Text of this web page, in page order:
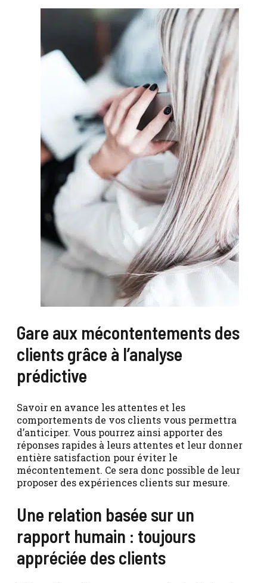
Gare aux mécontentements des
clients grâce à l’analyse
prédictive
Savoir en avance les attentes et les
comportements de vos clients vous permettra
d’anticiper. Vous pourrez ainsi apporter des
réponses rapides à leurs attentes et leur donner
entière satisfaction pour éviter le
mécontentement. Ce sera donc possible de leur
proposer des expériences clients sur mesure.
Une relation basée sur un
rapport humain : toujours
appréciée des clients